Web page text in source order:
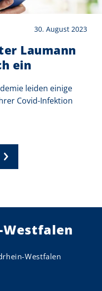
30. August 2023
Laumann
ein
leiden einige
Covid-Infektion
Westfalen